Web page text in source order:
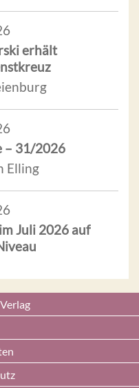
erhält
– 31/2026
Elling
Juli 2026 auf